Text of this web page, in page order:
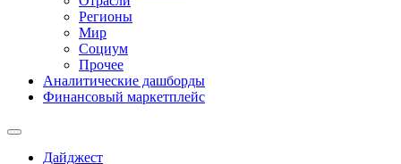
Регионы
Мир
Социум
Прочее
Аналитические дашборды
Финансовый маркетплейс
Дайджест